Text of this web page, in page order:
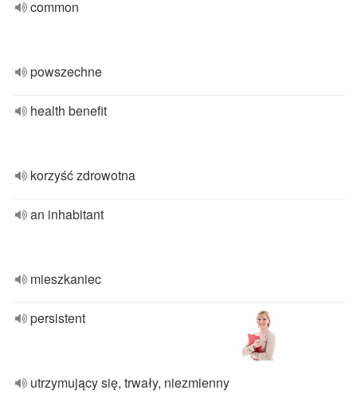
common
powszechne
health benefit
korzyść zdrowotna
an inhabitant
mieszkaniec
persistent
utrzymujący się, trwały, niezmienny